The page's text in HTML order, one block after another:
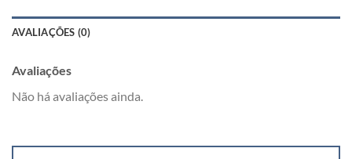
AVALIAÇÕES (0)
Avaliações
Não há avaliações ainda.